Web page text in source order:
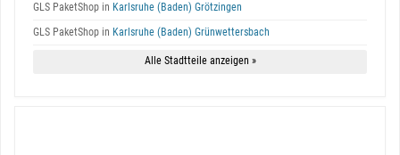
GLS PaketShop in Karlsruhe (Baden) Grötzingen
GLS PaketShop in Karlsruhe (Baden) Grünwettersbach
Alle Stadtteile anzeigen »